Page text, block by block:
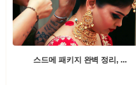
스드메 패키지 완벽 정리, ...